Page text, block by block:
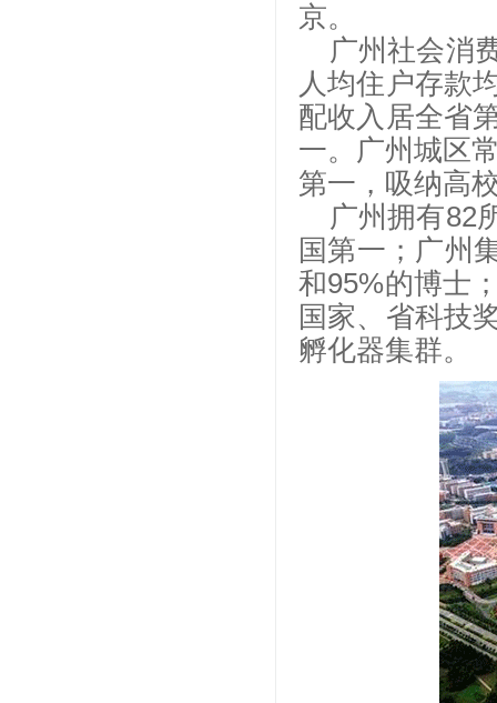
京。
广州社会消
人均住户存款
配收入居全省
一。广州城区
第一，吸纳高
广州拥有82
国第一；广州
和95%的博士
国家、省科技
孵化器集群。